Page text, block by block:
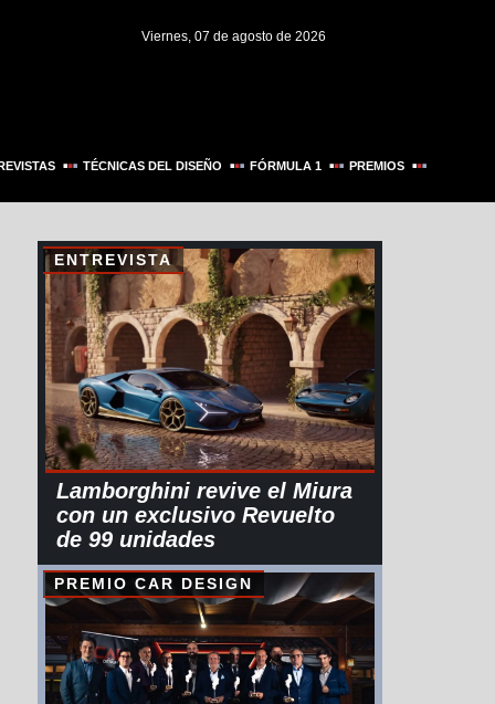
Viernes, 07 de agosto de 2026
TÉCNICAS DEL DISEÑO FÓRMULA 1
PREMIOS
ENTREVISTA
Lamborghini revive el Miura
con un exclusivo Revuelto
de 99 unidades
PREMIO CAR DESIGN